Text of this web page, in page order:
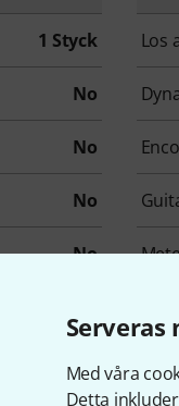
Serveras
Med våra
Detta
1 Styck Los
No
No
No
No